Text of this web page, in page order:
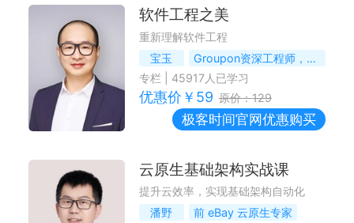
软件工程之美
重新理解软件工程
宝玉
Groupon资深工程师，微软最有价值专家
专栏
45917人已学习
优惠价￥ 59 原价：129
极客时间官网优惠购买
云原生基础架构实战课
提升云效率，实现基础架构自动化
潘野
前 eBay 云原生专家